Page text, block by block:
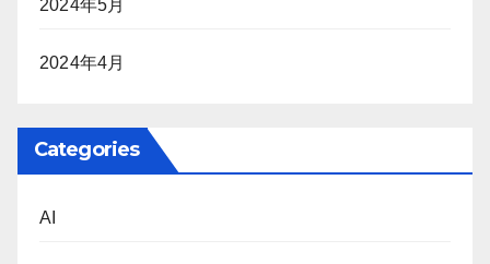
2024年5月
2024年4月
Categories
AI